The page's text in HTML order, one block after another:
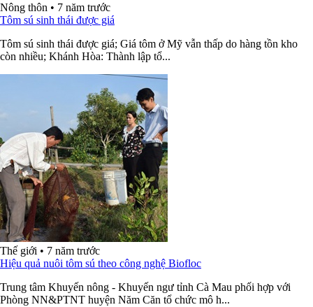
Nông thôn • 7 năm trước
Tôm sú sinh thái được giá
Tôm sú sinh thái được giá; Giá tôm ở Mỹ vẫn thấp do hàng tồn kho
còn nhiều; Khánh Hòa: Thành lập tổ...
Thế giới • 7 năm trước
Hiệu quả nuôi tôm sú theo công nghệ Biofloc
Trung tâm Khuyến nông - Khuyến ngư tỉnh Cà Mau phối hợp với
Phòng NN&PTNT huyện Năm Căn tổ chức mô h...